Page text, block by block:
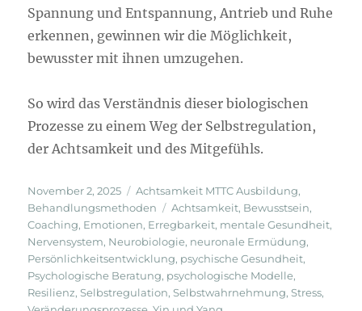
Spannung und Entspannung, Antrieb und Ruhe
erkennen, gewinnen wir die Möglichkeit,
bewusster mit ihnen umzugehen.
So wird das Verständnis dieser biologischen
Prozesse zu einem Weg der Selbstregulation,
der Achtsamkeit und des Mitgefühls.
Veröffentlicht
am
November 2, 2025 Kategorien
Achtsamkeit MTTC Ausbildung,
Behandlungsmethoden
Schlagwörter
Achtsamkeit, Bewusstsein,
Coaching, Emotionen, Erregbarkeit, mentale Gesundheit,
Nervensystem, Neurobiologie, neuronale Ermüdung,
Persönlichkeitsentwicklung, psychische Gesundheit,
Psychologische Beratung, psychologische Modelle,
Resilienz,Selbstregulation,Selbstwahrnehmung,Stress,